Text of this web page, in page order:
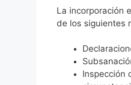
La incorporación
de los siguientes
Inspección